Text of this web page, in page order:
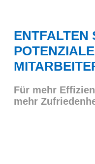
ENTFALTEN
Für mehr
mehr